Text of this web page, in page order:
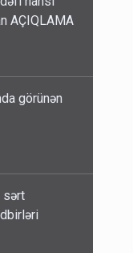
AÇIQLAMA
görünən
sərt